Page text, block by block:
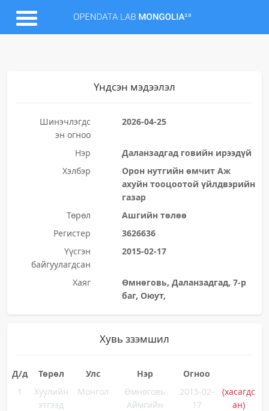
Үндсэн мэдээлэл
Шинэчлэгдс
эн огноо
2026-04-25
Нэр
Даланзадгад говийн ирээдүй
Хэлбэр
Орон нутгийн өмчит Аж
ахуйн тооцоотой үйлдвэрийн
газар
Төрөл
Ашгийн төлөө
Регистер
3626636
Үүсгэн
байгуулагдсан
2015-02-17
Хаяг
Өмнөговь, Даланзадгад, 7-р
баг, Оюут,
Хувь ззэмшил
Д/д Төрөл Улс Нэр
Огноо
1
Хуулийн
этгээд
Монгол
Өмнөговь
Аймгийн
2015-02-
17
(хасагдс
ан)